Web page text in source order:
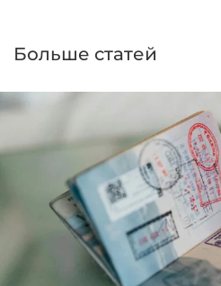
Больше статей